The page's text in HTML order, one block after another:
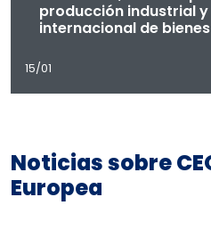
producción industrial
internacional de
15/01
Noticias sobre
Europea